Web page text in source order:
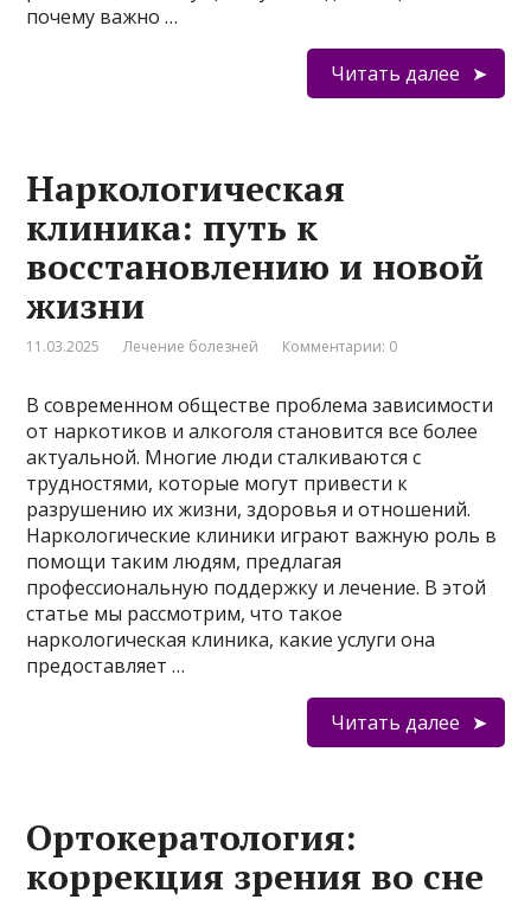
почему важно …
Читать далее
Наркологическая
клиника: путь к
восстановлению и новой
жизни
11.03.2025 Лечение болезней Комментарии: 0
В современном обществе проблема зависимости
от наркотиков и алкоголя становится все более
актуальной. Многие люди сталкиваются с
трудностями, которые могут привести к
разрушению их жизни, здоровья и отношений.
Наркологические клиники играют важную роль в
помощи таким людям, предлагая
профессиональную поддержку и лечение. В этой
статье мы рассмотрим, что такое
наркологическая клиника, какие услуги она
предоставляет …
Читать далее
Ортокератология:
коррекция зрения во сне